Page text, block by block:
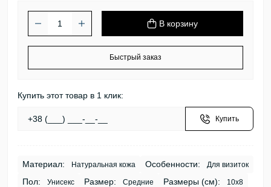
В корзину
Быстрый заказ
Купить этот товар в 1 клик:
Купить
Материал: Натуральная кожа Особенности: Для визиток
Пол: Унисекс Размер: Средние Размеры (см): 10х8